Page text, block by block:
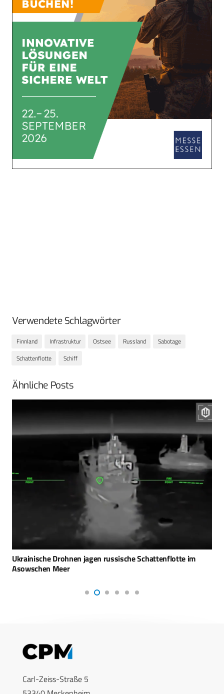
Verwendete Schlagwörter
Finnland Infrastruktur Ostsee Russland
Sabotage
Schattenflotte
Schiff
Ähnliche Posts
Ukrainische Drohnen jagen russische Schattenflotte im
Asowschen Meer
Carl-Zeiss-Straße 5